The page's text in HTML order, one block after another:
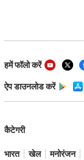
हमें फॉलो करें
ऐप डाउनलोड करें
कैटेगरी
भारत खेल मनोरंजन